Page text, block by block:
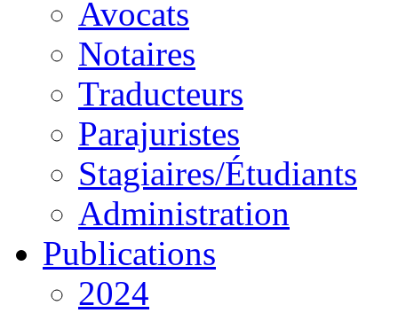
Avocats
Notaires
Traducteurs
Parajuristes
Stagiaires/Étudiants
Administration
Publications
2024